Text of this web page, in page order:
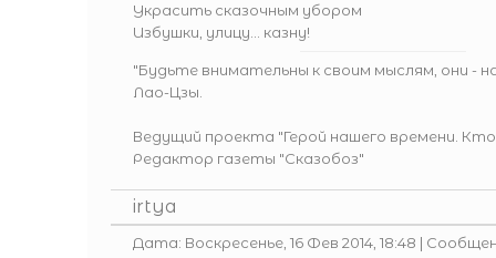
Украсить сказочным убором
Избушки, улицу… казну!
"Будьте внимательны к своим мыслям, они -
Лао-Цзы.
Ведущий проекта "Герой нашего времени.
Редактор газеты "Сказобоз"
irtya
Дата: Воскресенье, 16 Фев 2014, 18:48 |